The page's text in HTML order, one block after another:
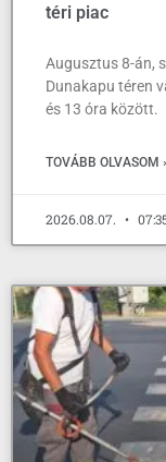
téri piac
Augusztus 8-án,
Dunakapu téren
és 13 óra között.
TOVÁBB OLVASOM
2026.08.07.